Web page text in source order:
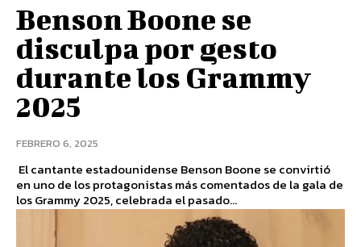
Benson Boone se
disculpa por gesto
durante los Grammy
2025
FEBRERO 6, 2025
El cantante estadounidense Benson Boone se convirtió
en uno de los protagonistas más comentados de la gala de
los Grammy 2025, celebrada el pasado...